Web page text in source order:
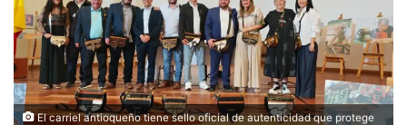
El carriel antioqueño tiene sello oficial de autenticidad que protege